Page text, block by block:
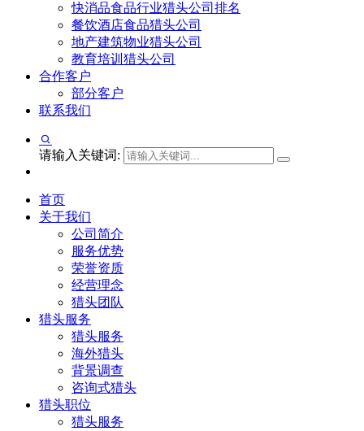
快消品食品行业猎头公司排名
餐饮酒店食品猎头公司
地产建筑物业猎头公司
教育培训猎头公司
合作客户
部分客户
联系我们
请输入关键词:
首页
关于我们
公司简介
服务优势
荣誉资质
经营理念
猎头团队
猎头服务
猎头服务
海外猎头
背景调查
咨询式猎头
猎头职位
猎头服务